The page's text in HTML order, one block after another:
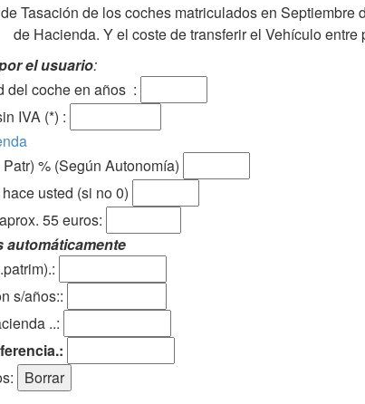
Tasación de los coches matriculados en Septiembre
de Hacienda. Y el coste de transferir el Vehículo entre
el usuario:
del coche en años :
IVA (*) :
% (Según Autonomía)
usted (si no 0)
55 euros:
automáticamente
s/años::
..: